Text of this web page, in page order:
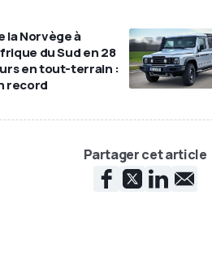
la Norvège à
du Sud en 28
en tout-terrain :
record
Partager cet article